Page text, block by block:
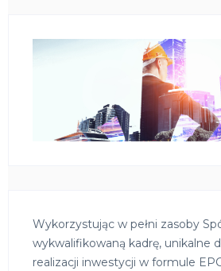
Wykorzystując w pełni zasoby
wykwalifikowaną kadrę, unikalne
realizacji inwestycji w formule